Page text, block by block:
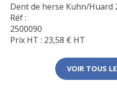
Dent de herse Kuhn/Huard
Réf :
2500090
Prix HT : 23,58 € HT
VOIR TOUS